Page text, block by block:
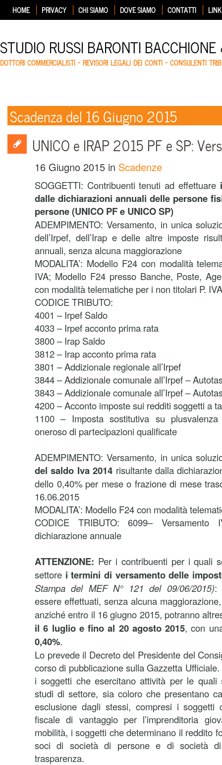
HOME PRIVACY CHI SIAMO DOVE SIAMO CONTATTI LINK
STUDIO RUSSI BARONTI
DOTTORI COMMERCIALISTI – REVISORI LEGALI DEI CONTI – CONSULENTI
Scadenza del 16 Giugno 2015
UNICO e IRAP 2015 PF e SP:
16 Giugno 2015 in Scadenze
SOGGETTI: Contribuenti tenuti ad effettuarei
dalle dichiarazioni annuali delle persone
persone (UNICO PF e UNICO SP)
ADEMPIMENTO: Versamento, in unica
dell’Irpef, dell’Irap e delle altre imposte
annuali, senza alcuna maggiorazione
MODALITA’: Modello F24 con modalità
IVA; Modello F24 presso Banche, Poste,
con modalità telematiche per i non titolari P. IVA
CODICE TRIBUTO:
4001 – Irpef Saldo
4033 – Irpef acconto prima rata
3800 – Irap Saldo
3812 – Irap acconto prima rata
3801 – Addizionale regionale all’Irpef
3844 – Addizionale comunale all’Irpef –
3843 – Addizionale comunale all’Irpef –
4200 – Acconto imposte sui redditi soggetti a
1100 – Imposta sostitutiva su
oneroso di partecipazioni qualificate
ADEMPIMENTO: Versamento, in unica
del saldo Iva 2014 risultante dalla
dello 0,40% per mese o frazione di mese
16.06.2015
MODALITA’: Modello F24 con modalità
CODICE TRIBUTO: 6099–
dichiarazione annuale
ATTENZIONE: Per i contribuenti per i quali
settore i termini di versamento delle
Stampa del MEF N° 121 del 09/06/2015):
essere effettuati, senza alcuna maggiorazione,
anziché entro il 16 giugno 2015, potranno
il 6 luglio e fino al 20 agosto 2015, con
0,40%.
Lo prevede il Decreto del Presidente del
corso di pubblicazione sulla Gazzetta
i soggetti che esercitano attività per le quali
studi di settore, sia coloro che presentano
esclusione dagli stessi, compresi i soggetti
fiscale di vantaggio per l’imprenditoria
mobilità, i soggetti che determinano il reddito
soci di società di persone e di società
trasparenza.